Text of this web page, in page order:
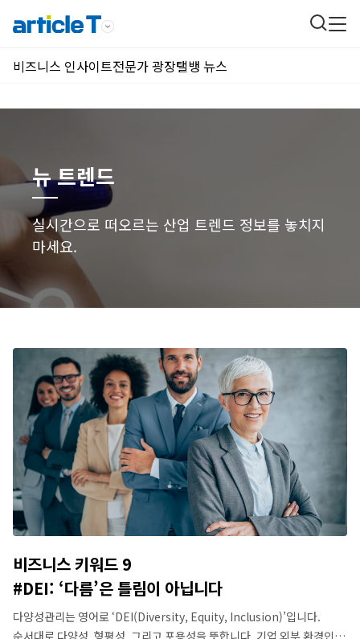
비즈니스 인사이트전문가 광장탤뱅 뉴스
뉴 트렌드
실시간으로 떠오르는 산업 트렌드 정보를 놓치지
마세요.
비즈니스 키워드 9
#DEI: ‘다름’은 틀림이 아닙니다
다양성관리는 영어로 ‘DEI(Diversity, Equity, Inclusion)’입니다.
순서대로 다양성, 형평성, 그리고 포용성을 뜻합니다. 기업 외부 환경인